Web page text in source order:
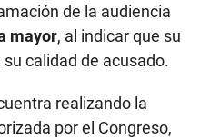
de la audiencia
mayor, al indicar que su
calidad de acusado.
realizando la
por el Congreso,